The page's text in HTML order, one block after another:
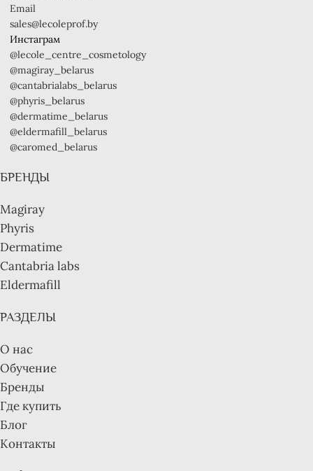
Email
sales@lecoleprof.by
Инстаграм
@lecole_centre_cosmetology
@magiray_belarus
@cantabrialabs_belarus
@phyris_belarus
@dermatime_belarus
@eldermafill_belarus
@caromed_belarus
БРЕНДЫ
Magiray
Phyris
Dermatime
Cantabria labs
Eldermafill
РАЗДЕЛЫ
О нас
Обучение
Бренды
Где купить
Блог
Контакты